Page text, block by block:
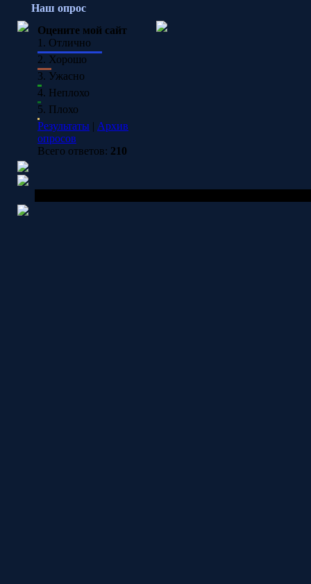
Наш опрос
Оцените мой сайт
1. Отлично
2. Хорошо
3. Ужасно
4. Неплохо
5. Плохо
Результаты | Архив
опросов
Всего ответов: 210